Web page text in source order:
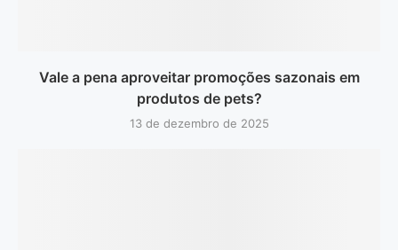
Vale a pena aproveitar promoções sazonais em
produtos de pets?
13 de dezembro de 2025